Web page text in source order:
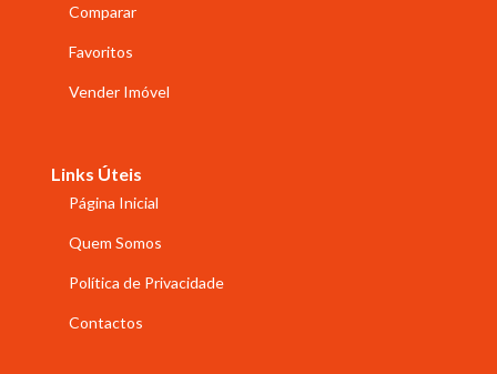
Comparar
Favoritos
Vender Imóvel
Links Úteis
Página Inicial
Quem Somos
Política de Privacidade
Contactos